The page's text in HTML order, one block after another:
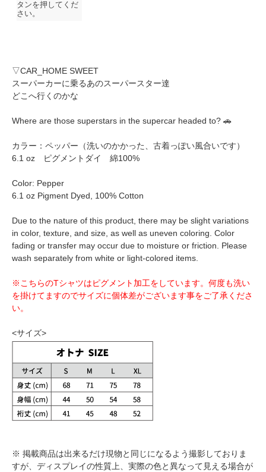
▽CAR_HOME SWEET
スーパーカーに乗るあのスーパースター達
どこへ行くのかな
Where are those superstars in the supercar headed to? 🚗
カラー：ペッパー（洗いのかかった、古着っぽい風合いです）
6.1 oz ピグメントダイ 綿100%
Color: Pepper
6.1 oz Pigment Dyed, 100% Cotton
Due to the nature of this product, there may be slight variations
in color, texture, and size, as well as uneven coloring. Color
fading or transfer may occur due to moisture or friction. Please
wash separately from white or light-colored items.
※こちらのTシャツはピグメント加工をしています。何度も洗い
を掛けてますのでサイズに個体差がございます事をご了承くださ
い。
<サイズ>
※ 掲載商品は出来るだけ現物と同じになるよう撮影しておりま
すが、ディスプレイの性質上、実際の色と異なって見える場合が